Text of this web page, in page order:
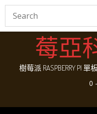
Skip
莓亞
樹莓派 RASPBERRY PI
0